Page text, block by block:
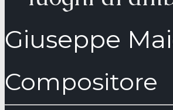
Giuseppe
Compositore